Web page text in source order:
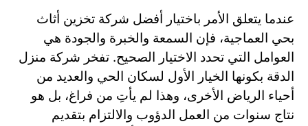
عندما يتعلق الأمر باختيار أفضل شركة تخزين أثاث
بحي العماجية، فإن السمعة والخبرة والجودة هي
العوامل التي تحدد الاختيار الصحيح. تفخر شركة منزل
الدقة بكونها الخيار الأول لسكان الحي والعديد من
أحياء الرياض الأخرى، وهذا لم يأتِ من فراغ، بل هو
نتاج سنوات من العمل الدؤوب والالتزام بتقديم